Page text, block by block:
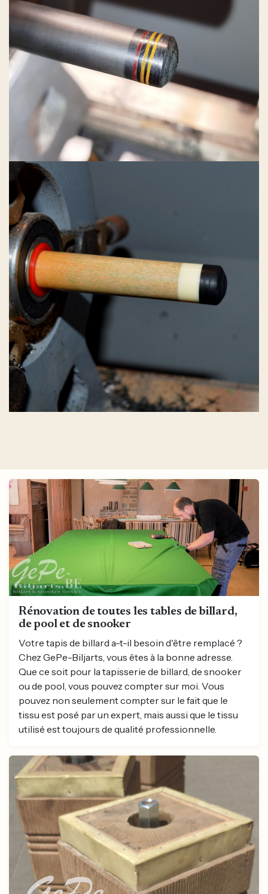
Rénovation de toutes les tables de billard,
de pool et de snooker
Votre tapis de billard a-t-il besoin d'être remplacé ?
Chez GePe-Biljarts, vous êtes à la bonne adresse.
Que ce soit pour la tapisserie de billard, de snooker
ou de pool, vous pouvez compter sur moi. Vous
pouvez non seulement compter sur le fait que le
tissu est posé par un expert, mais aussi que le tissu
utilisé est toujours de qualité professionnelle.